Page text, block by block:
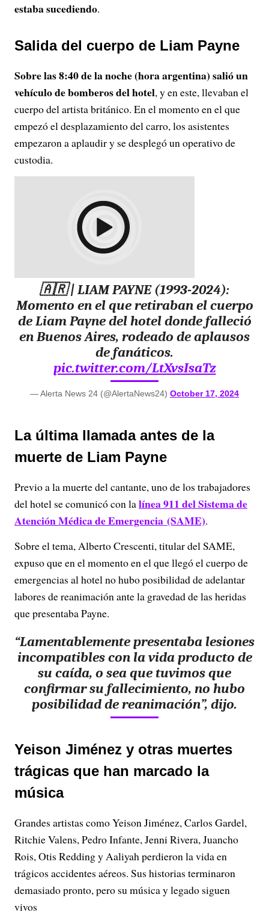
estaba sucediendo.
Salida del cuerpo de Liam Payne
Sobre las 8:40 de la noche (hora argentina) salió un
vehículo de bomberos del hotel, y en este, llevaban el
cuerpo del artista británico. En el momento en el que
empezó el desplazamiento del carro, los asistentes
empezaron a aplaudir y se desplegó un operativo de
custodia.
🇦🇷 | LIAM PAYNE (1993-2024):
Momento en el que retiraban el cuerpo
de Liam Payne del hotel donde falleció
en Buenos Aires, rodeado de aplausos
de fanáticos.
pic.twitter.com/LtXvsIsaTz
— Alerta News 24 (@AlertaNews24) October 17, 2024
La última llamada antes de la
muerte de Liam Payne
Previo a la muerte del cantante, uno de los trabajadores
del hotel se comunicó con lalínea 911 del Sistema de
Atención Médica de Emergencia (SAME).
Sobre el tema, Alberto Crescenti, titular del SAME,
expuso que en el momento en el que llegó el cuerpo de
emergencias al hotel no hubo posibilidad de adelantar
labores de reanimación ante la gravedad de las heridas
que presentaba Payne.
“Lamentablemente presentaba lesiones
incompatibles con la vida producto de
su caída, o sea que tuvimos que
confirmar su fallecimiento, no hubo
posibilidad de reanimación”, dijo.
Yeison Jiménez y otras muertes
trágicas que han marcado la
música
Grandes artistas como Yeison Jiménez, Carlos Gardel,
Ritchie Valens, Pedro Infante, Jenni Rivera, Juancho
Rois, Otis Redding y Aaliyah perdieron la vida en
trágicos accidentes aéreos. Sus historias terminaron
demasiado pronto, pero su música y legado siguen
vivos